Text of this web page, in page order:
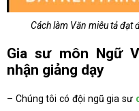
Cách làm Văn miêu tả đạt
Gia sư môn Ngữ
nhận giảng dạy
– Chúng tôi có đội ngũ gia sư